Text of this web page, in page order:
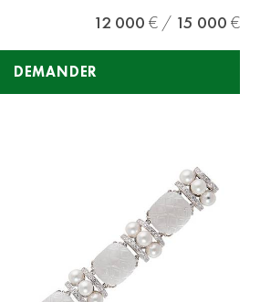
12 000 15 000
DEMANDER